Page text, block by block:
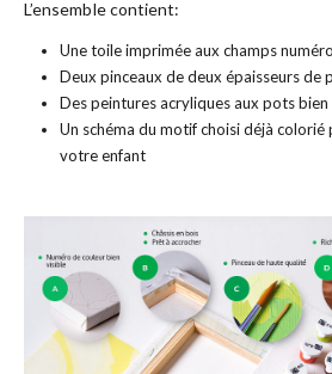
L’ensemble contient:
Une toile imprimée aux champs
Deux pinceaux de deux épaisseurs de
Des peintures acryliques aux pots
Un schéma du motif choisi déjà colorié
votre enfant